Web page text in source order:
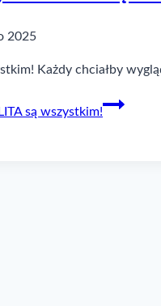
2025
Każdy chciałby
są wszystkim!